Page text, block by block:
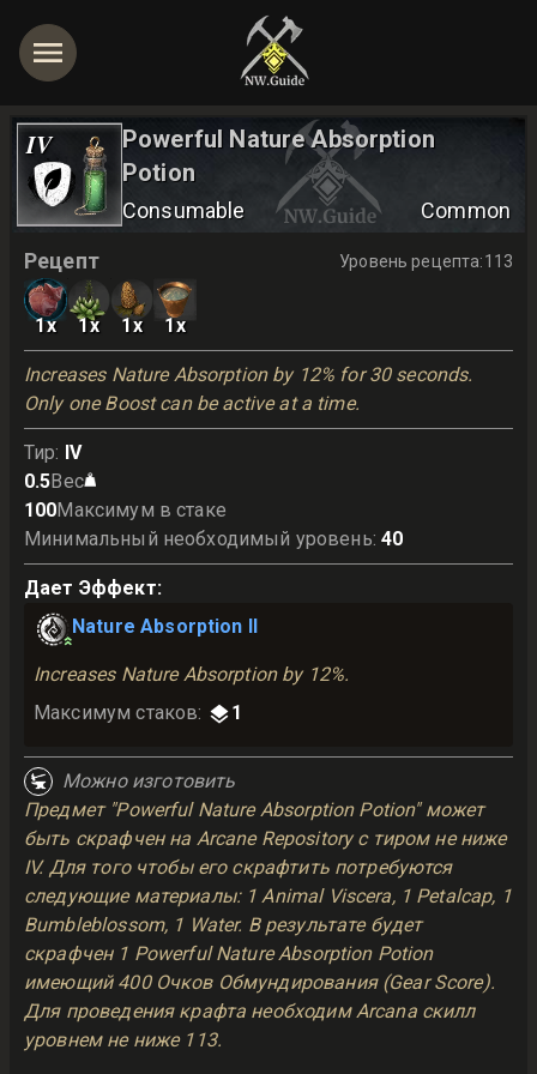
IV
Powerful Nature Absorption
Potion
Consumable
Common
Рецепт
Уровень рецепта:113
1x 1x 1x 1x
Increases Nature Absorption by 12% for 30 seconds.
Only one Boost can be active at a time.
Тир: IV
0.5Вес
100Максимум в стаке
Минимальный необходимый уровень: 40
Дает Эффект:
Nature Absorption II
Increases Nature Absorption by 12%.
Максимум стаков: 1
Можно изготовить
Предмет "Powerful Nature Absorption Potion" может
быть скрафчен на Arcane Repository с тиром не ниже
IV. Для того чтобы его скрафтить потребуются
следующие материалы: 1 Animal Viscera, 1 Petalcap, 1
Bumbleblossom, 1 Water. В результате будет
скрафчен 1 Powerful Nature Absorption Potion
имеющий 400 Очков Обмундирования (Gear Score).
Для проведения крафта необходим Arcana скилл
уровнем не ниже 113.